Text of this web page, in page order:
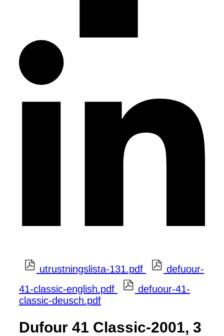
utrustningslista-131.pdf
defuour-
41-classic-english.pdf
defuour-41-
classic-deusch.pdf
Dufour 41 Classic-2001, 3